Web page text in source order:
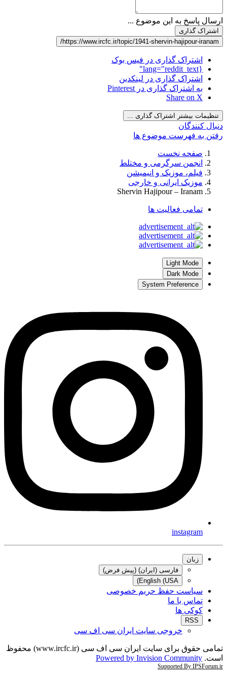
ارسال پاسخ به این موضوع ...
اشتراک گذاری
https://www.ircfc.ir/topic/1941-shervin-hajipour-iranam/
اشتراک گذاری در فیس بوک
{lang="reddit_text"
اشتراک گذاری در لینکدین
به اشتراک گذاری در Pinterest
Share on X
تنظیمات بیشتر اشتراک گذاری ...
دنبال کنندگان
رفتن به فهرست موضوع ها
صفحه نخست
انجمن سرگرمی و مختلط
فیلم، موزیک و انیمیشن
موزیک ایرانی و خارجی
Shervin Hajipour – Iranam
تمامی فعالیت ها
Light Mode
Dark Mode
System Preference
instagram
زبان
فارسی (ایران) (پیش فرض)
English (USA)
سیاست حفظ حریم خصوصی
تماس با ما
کوکی ها
RSS
خروجی سایت ایران سی اف سی
تمامی حقوق برای سایت ایران سی اف سی (www.ircfc.ir) محفوظ
است. Powered by Invision Community
Supported By IPSForum.ir